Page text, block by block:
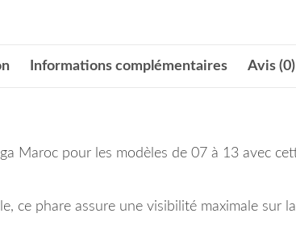
Informations complémentaires Avis (0)
Maroc pour les modèles de 07 à 13 avec
ce phare assure une visibilité maximale sur